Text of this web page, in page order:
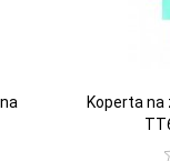
Koperta na